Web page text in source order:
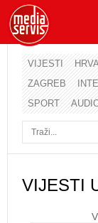
VIJESTI
ZAGREB
SPORT
VIJESTI